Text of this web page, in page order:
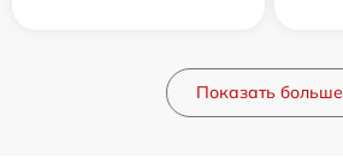
Показать больше